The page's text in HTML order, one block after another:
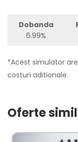
Dobanda
6.99%
*Acest simulator
costuri aditionale.
Oferte